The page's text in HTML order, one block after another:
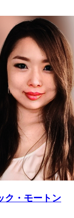
ク・モートン